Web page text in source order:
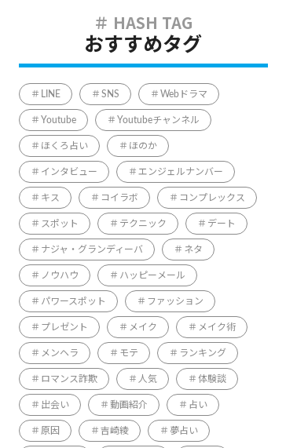
おすすめタグ
LINE SNS Webドラマ
Youtube Youtubeチャンネル
ほくろ占い ほのか
インタビュー エンジェルナンバー
キス コイラボ コンプレックス
スポット テクニック デート
ナジャ・グランディーバ ネタ
ノウハウ ハッピーメール
パワースポット ファッション
プレゼント メイク メイク術
メンヘラ モテ ランキング
ロマンス詐欺 人気 体験談
出会い 動画紹介 占い
原因 吉崎綾 夢占い